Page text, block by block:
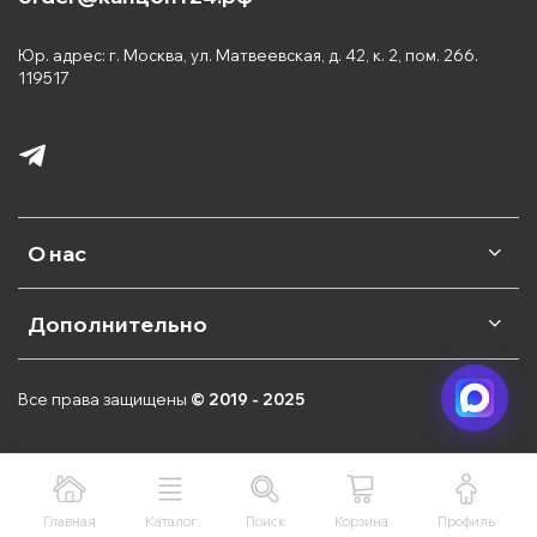
О нас
Дополнительно
Юр. адрес: г. Москва, ул. Матвеевская, д. 42, к. 2, пом. 266.
119517
Все права защищены © 2019 - 2025
Главная Каталог Поиск Корзина Профиль